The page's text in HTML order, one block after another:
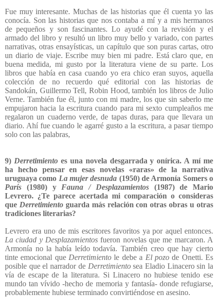
Fue muy interesante. Muchas de las historias que él cuenta yo las
conocía. Son las historias que nos contaba a mí y a mis hermanos
de pequeños y son fascinantes. Lo ayudé con la revisión y el
armado del libro y resultó un libro muy bello y variado, con partes
narrativas, otras ensayísticas, un capítulo que son puras cartas, otro
un diario de viaje. Escribe muy bien mi padre. Está claro que, en
buena medida, mi gusto por la literatura viene de su parte. Los
libros que había en casa cuando yo era chico eran suyos, aquella
colección de no recuerdo qué editorial con las historias de
Sandokán, Guillermo Tell, Robin Hood, también los libros de Julio
Verne. También fue él, junto con mi madre, los que sin saberlo me
empujaron hacia la escritura cuando para mi sexto cumpleaños me
regalaron un cuaderno verde, de tapas duras, para que llevara un
diario. Ahí fue cuando le agarré gusto a la escritura, a pasar tiempo
solo con las palabras,
9) Derretimientoes una novela desgarrada y onírica. A mí me
ha hecho pensar en esas novelas «raras» de la narrativa
uruguaya como La mujer desnuda (1950) de Armonía Somers o
París (1980) y Fauna / Desplazamientos(1987) de Mario
Levrero. ¿Te parece acertada mi comparación o consideras
que Derretimientoguarda más relación con otras obras u otras
tradiciones literarias?
Levrero era uno de mis escritores favoritos ya por aquel entonces.
La ciudad y Desplazamientos fueron novelas que me marcaron. A
Armonía no la había leído todavía. También creo que hay cierto
tinte emocional que Derretimientole debe a El pozode Onetti. Es
posible que el narrador de Derretimientosea Eladio Linacero sin la
vía de escape de la literatura. Si Linacero no hubiese tenido ese
mundo tan vívido -hecho de memoria y fantasía- donde refugiarse,
probablemente hubiese terminado convirtiéndose en asesino.